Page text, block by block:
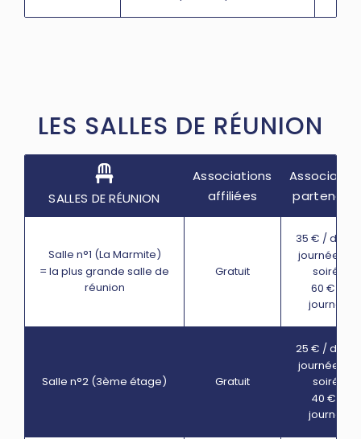
LES SALLES DE RÉUNION
SALLES DE RÉUNION
Associations
affiliées
Salle n°1 (La Marmite)
= la plus grande salle de
réunion
Gratuit
35 € /
journée* ou
soirée
60 € la
journée
Salle n°2 (3ème étage) Gratuit
25 € /
journée* ou
soirée
40 € la
journée